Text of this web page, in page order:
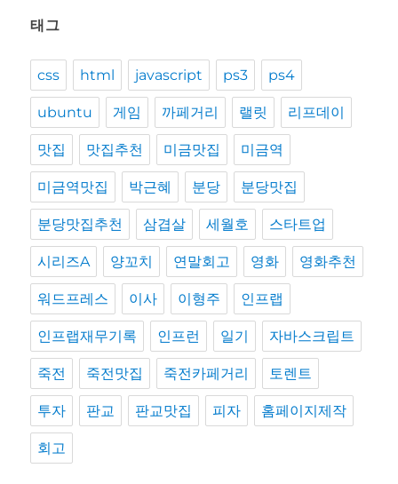
태그
css html javascript ps3 ps4
ubuntu 게임 까페거리 랠릿 리프데이
맛집 맛집추천 미금맛집 미금역
미금역맛집 박근혜 분당 분당맛집
분당맛집추천 삼겹살 세월호 스타트업
시리즈A 양꼬치 연말회고 영화 영화추천
워드프레스 이사 이형주 인프랩
인프랩재무기록 인프런 일기 자바스크립트
죽전 죽전맛집 죽전카페거리 토렌트
투자 판교 판교맛집 피자 홈페이지제작
회고